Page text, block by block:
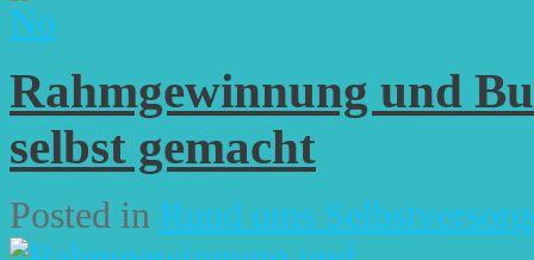
No
Rahmgewinnung und
selbst gemacht
Posted in Rund ums